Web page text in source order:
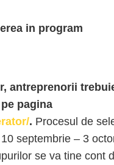
in program
antreprenorii
pagina
. Procesul de
septembrie – 3
se va tine cont